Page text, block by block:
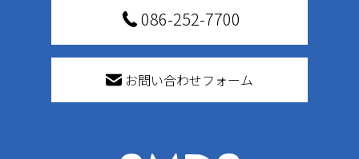
086-252-7700
お問い合わせフォーム